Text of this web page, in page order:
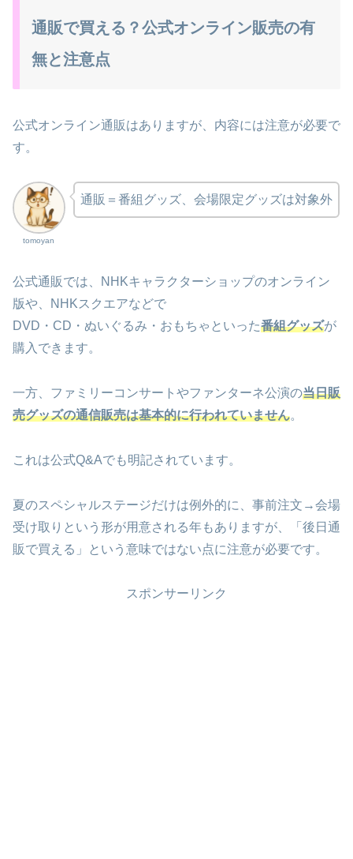
通販で買える？公式オンライン販売の有
無と注意点
公式オンライン通販はありますが、内容には注意が必要で
す。
tomoyan
通販＝番組グッズ、会場限定グッズは対象外
公式通販では、NHKキャラクターショップのオンライン
版や、NHKスクエアなどで
DVD・CD・ぬいぐるみ・おもちゃといった番組グッズが
購入できます。
一方、ファミリーコンサートやファンターネ公演の当日販
売グッズの通信販売は基本的に行われていません。
これは公式Q&Aでも明記されています。
夏のスペシャルステージだけは例外的に、事前注文→会場
受け取りという形が用意される年もありますが、「後日通
販で買える」という意味ではない点に注意が必要です。
スポンサーリンク